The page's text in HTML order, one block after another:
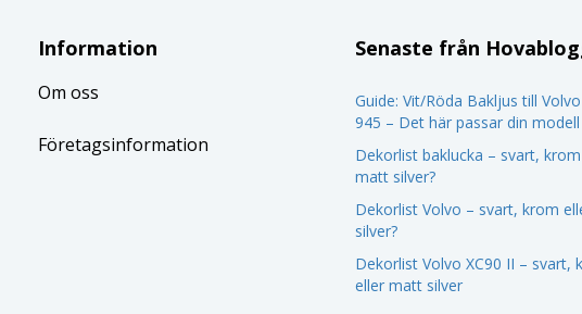
Information
Om oss
Företagsinformation
Senaste från
Guide: Vit/Röda Bakljus till
945 – Det här passar din modell
Dekorlist baklucka – svart,
matt silver?
Dekorlist Volvo – svart, krom
silver?
Dekorlist Volvo XC90 II – svart,
eller matt silver